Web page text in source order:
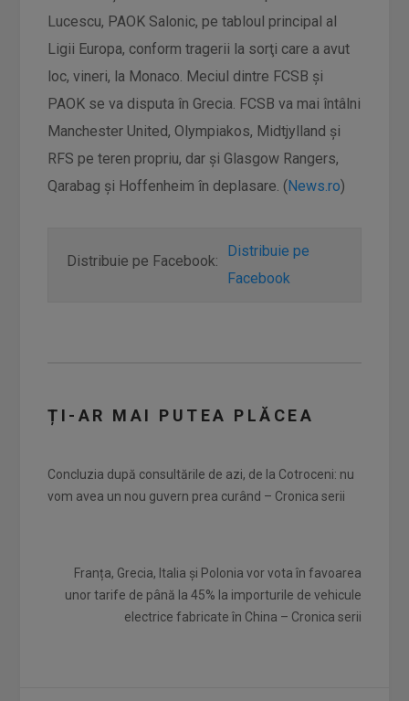
Lucescu, PAOK Salonic, pe tabloul principal al
Ligii Europa, conform tragerii la sorţi care a avut
loc, vineri, la Monaco. Meciul dintre FCSB şi
PAOK se va disputa în Grecia. FCSB va mai întâlni
Manchester United, Olympiakos, Midtjylland şi
RFS pe teren propriu, dar şi Glasgow Rangers,
Qarabag şi Hoffenheim în deplasare. (News.ro)
Distribuie pe Facebook:
Distribuie pe
Facebook
ȚI-AR MAI PUTEA PLĂCEA
Concluzia după consultările de azi, de la Cotroceni: nu
vom avea un nou guvern prea curând – Cronica serii
Franța, Grecia, Italia și Polonia vor vota în favoarea
unor tarife de până la 45% la importurile de vehicule
electrice fabricate în China – Cronica serii